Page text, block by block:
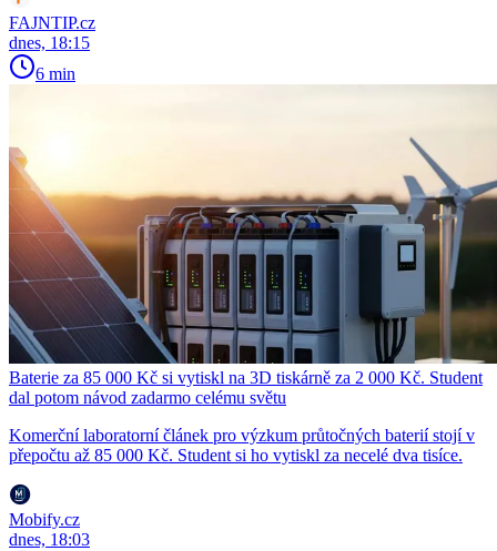
FAJNTIP.cz
dnes, 18:15
6 min
Baterie za 85 000 Kč si vytiskl na 3D tiskárně za 2 000 Kč. Student
dal potom návod zadarmo celému světu
Komerční laboratorní článek pro výzkum průtočných baterií stojí v
přepočtu až 85 000 Kč. Student si ho vytiskl za necelé dva tisíce.
Mobify.cz
dnes, 18:03